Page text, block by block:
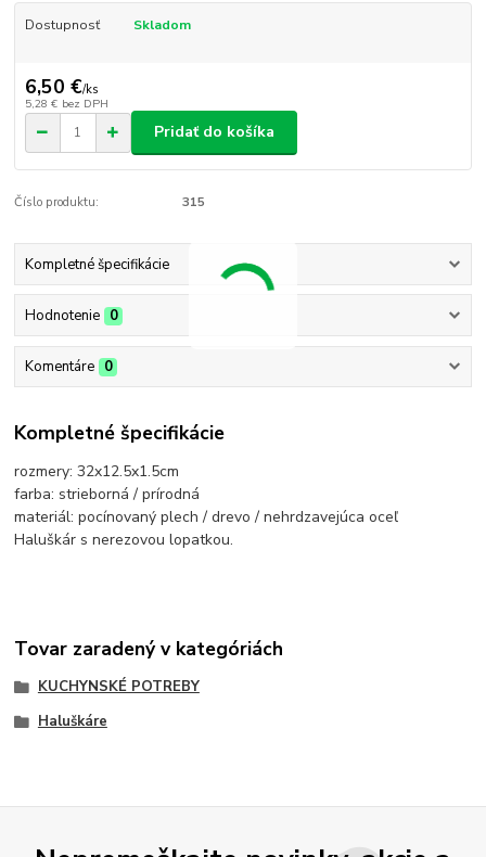
Dostupnosť Skladom
6,50 €/ks
5,28 € bez DPH
Pridať do košíka
Číslo produktu: 315
Kompletné špecifikácie
Hodnotenie 0
Komentáre 0
Kompletné špecifikácie
rozmery: 32x12.5x1.5cm
farba: strieborná / prírodná
materiál: pocínovaný plech / drevo / nehrdzavejúca oceľ
Haluškár s nerezovou lopatkou.
Tovar zaradený v kategóriách
KUCHYNSKÉ POTREBY
Haluškáre